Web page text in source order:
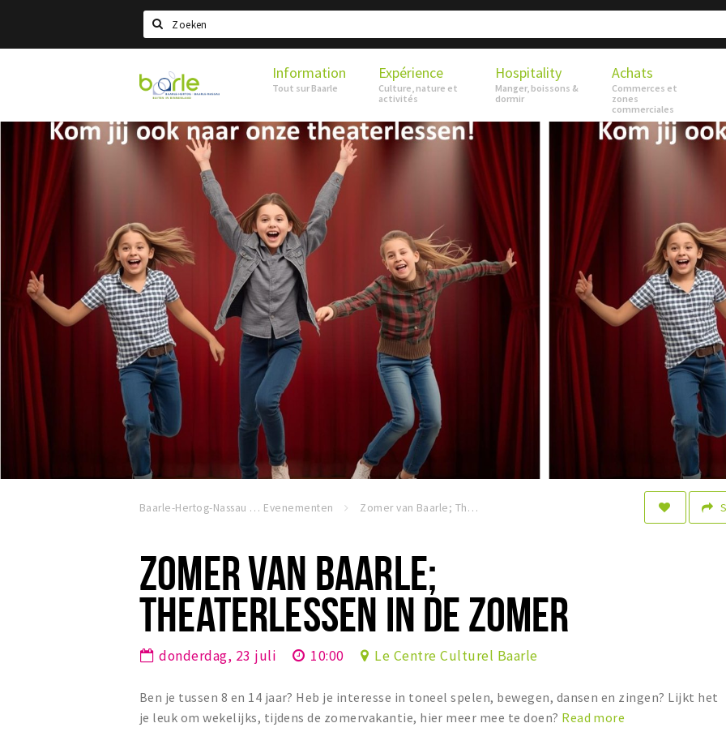
Search
Visit
Baarle
Information
Tout sur Baarle
Expérience
Culture, nature et
activités
Hospitality
Manger, boissons &
dormir
Achats
Commerces et
zones
commerciales
Baarle-Hertog-Nassau Evenementen Zomer van Baarle; Theaterlessen in de zomer
ZOMER VAN BAARLE;
THEATERLESSEN IN DE ZOMER
donderdag, 23 juli 10:00 Le Centre Culturel Baarle
Ben je tussen 8 en 14 jaar? Heb je interesse in toneel spelen, bewegen, dansen en zingen? Lijkt het
je leuk om wekelijks, tijdens de zomervakantie, hier meer mee te doen? Read more